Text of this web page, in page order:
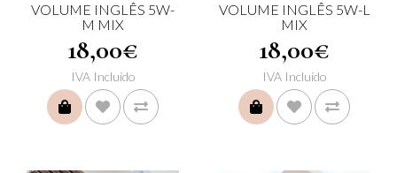
VOLUME INGLÊS 5W-
M MIX
18,00€
IVA Incluído
COMPRAR
VOLUME INGLÊS 5W-L
MIX
18,00€
IVA Incluído
COMPRAR